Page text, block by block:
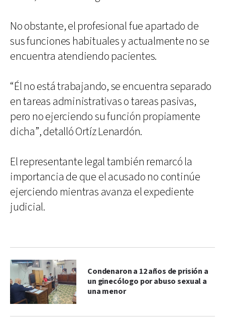
No obstante, el profesional fue apartado de
sus funciones habituales y actualmente no se
encuentra atendiendo pacientes.
“Él no está trabajando, se encuentra separado
en tareas administrativas o tareas pasivas,
pero no ejerciendo su función propiamente
dicha”, detalló Ortíz Lenardón.
El representante legal también remarcó la
importancia de que el acusado no continúe
ejerciendo mientras avanza el expediente
judicial.
Condenaron a 12 años de prisión a
un ginecólogo por abuso sexual a
una menor